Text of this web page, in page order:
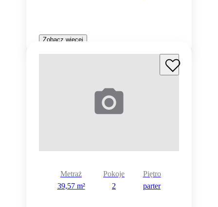
Zobacz więcej
Metraż
39,57 m²
Pokoje
2
Piętro
parter